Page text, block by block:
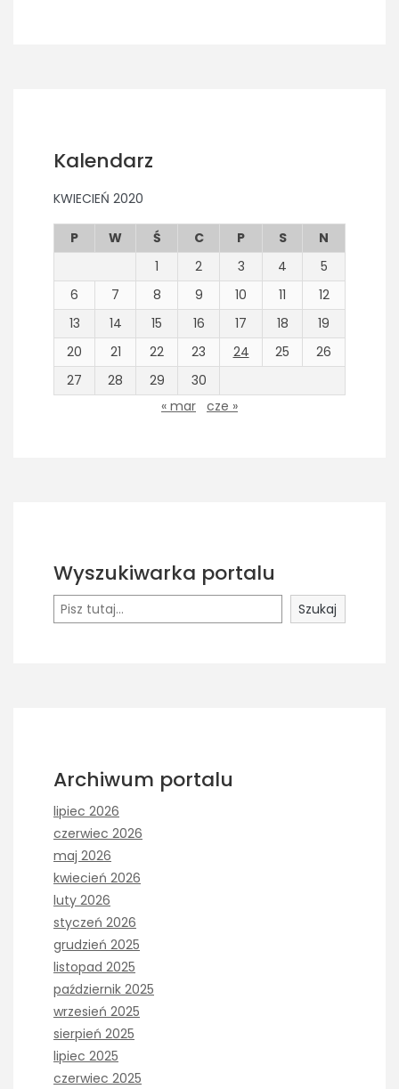
Kalendarz
KWIECIEŃ 2020
P W Ś C P S
N
1
2 3 4
5
6
7 8 9 10 11
12
13
14 15 16 17 18
19
20
21 22 23 24 25
26
27
28 29
30
« mar cze »
Wyszukiwarka portalu
Szukaj Szukaj
Archiwum portalu
lipiec 2026
czerwiec 2026
maj 2026
kwiecień 2026
luty 2026
styczeń 2026
grudzień 2025
listopad 2025
październik 2025
wrzesień 2025
sierpień 2025
lipiec 2025
czerwiec 2025